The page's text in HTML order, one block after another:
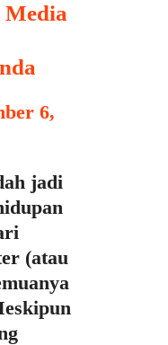
6,
jadi
(atau